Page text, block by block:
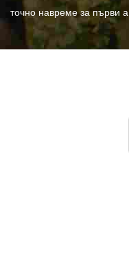
точно навреме за първи